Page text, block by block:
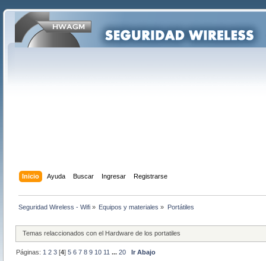
Inicio Ayuda Buscar Ingresar Registrarse
Seguridad Wireless - Wifi » Equipos y materiales » Portátiles
Temas relaccionados con el Hardware de los portatiles
Páginas: 1 2 3 [4]5 6 7 8 9 10 11 ...20 Ir Abajo